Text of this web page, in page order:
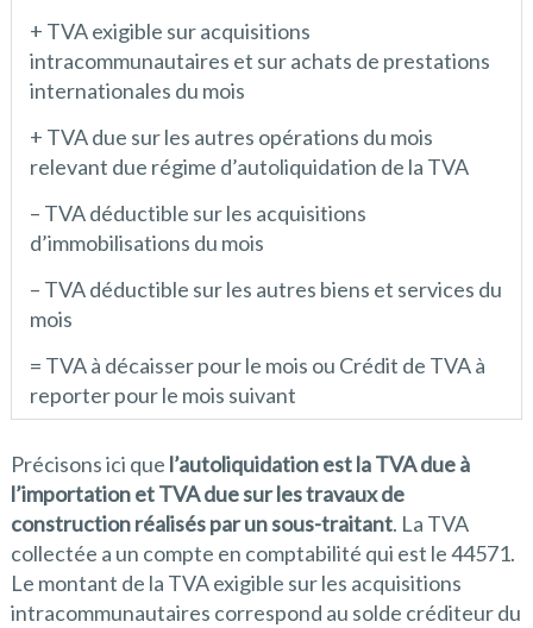
+ TVA exigible sur acquisitions
intracommunautaires et sur achats de prestations
internationales du mois
+ TVA due sur les autres opérations du mois
relevant due régime d’autoliquidation de la TVA
– TVA déductible sur les acquisitions
d’immobilisations du mois
– TVA déductible sur les autres biens et services du
mois
= TVA à décaisser pour le mois ou Crédit de TVA à
reporter pour le mois suivant
Précisons ici que l’autoliquidation est la TVA due à
l’importation et TVA due sur les travaux de
construction réalisés par un sous-traitant. La TVA
collectée a un compte en comptabilité qui est le 44571.
Le montant de la TVA exigible sur les acquisitions
intracommunautaires correspond au solde créditeur du